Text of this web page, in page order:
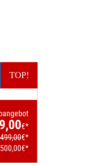
E-BIKE
TOP!
€*
€*
500,00€*